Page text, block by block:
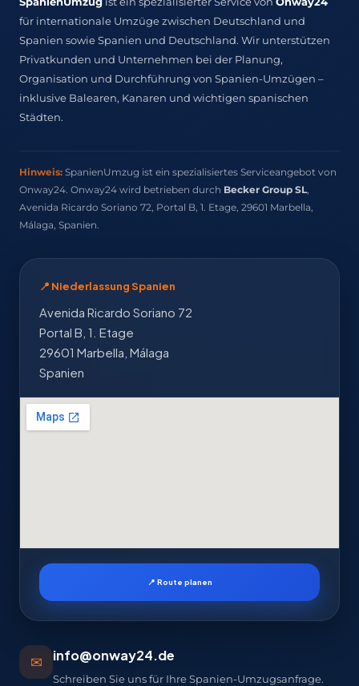
für internationale Umzüge zwischen Deutschland und
Spanien sowie Spanien und Deutschland. Wir unterstützen
Privatkunden und Unternehmen bei der Planung,
Organisation und Durchführung von Spanien-Umzügen –
inklusive Balearen, Kanaren und wichtigen spanischen
Städten.
Hinweis: SpanienUmzug ist ein spezialisiertes Serviceangebot von
Onway24. Onway24 wird betrieben durch Becker Group SL
Avenida Ricardo Soriano 72, Portal B, 1. Etage, 29601 Marbella,
Málaga, Spanien.
📍 Niederlassung Spanien
Avenida Ricardo Soriano 72
Portal B, 1. Etage
29601 Marbella, Málaga
Spanien
📍 Route planen
✉ info@onway24.de
Schreiben Sie uns für Ihre Spanien-Umzugsanfrage.